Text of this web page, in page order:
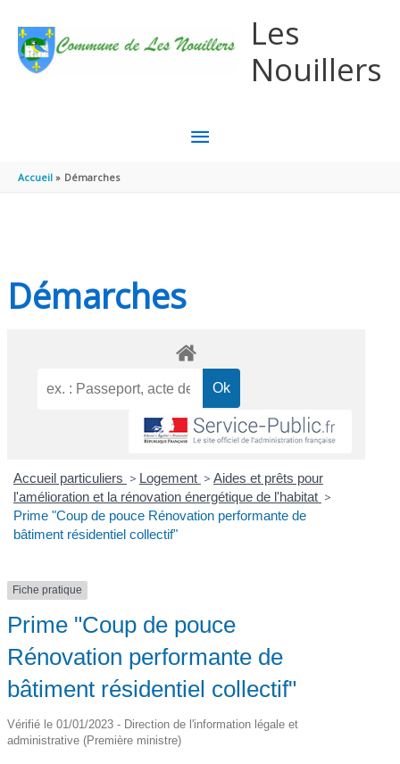
Les
Nouillers
MENU
Accueil Démarches
Démarches
Accueil particuliers > Logement > Aides et prêts pour
l'amélioration et la rénovation énergétique de l'habitat >
Prime "Coup de pouce Rénovation performante de
bâtiment résidentiel collectif"
Fiche pratique
Prime "Coup de pouce
Rénovation performante de
bâtiment résidentiel collectif"
Vérifié le 01/01/2023 - Direction de l'information légale et
administrative (Première ministre)